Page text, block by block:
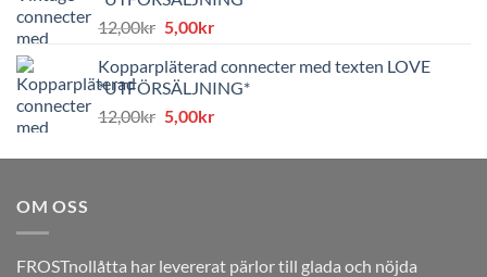
8,00kr.4,00kr.
12,00kr Det
priset
var:
12,00kr.
5,00krDet
priset
är:
5,00kr.
Kopparpläterad connecter med texten LOVE
*UTFÖRSÄLJNING*
12,00kr Det
priset
5,00krDet
priset
OM OSS
FROSTnollåtta har levererat pärlor till glada och nöjda